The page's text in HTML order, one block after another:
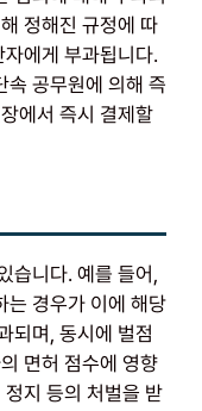
정해진 규정에 따
에게 부과됩니다.
속 공무원에 의해 즉
에서 즉시 결제할
습니다. 예를 들어,
는 경우가 이에 해당
되며, 동시에 벌점
면허 점수에 영향
지 등의 처벌을 받